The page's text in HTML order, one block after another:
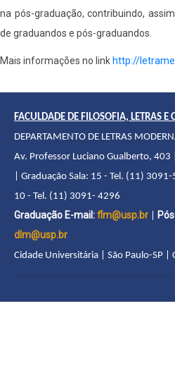
na pós-graduação, contribuindo,
de graduandos e pós-graduandos.
Mais informações no link http://
FACULDADE DE FILOSOFIA, LETRAS
DEPARTAMENTO DE LETRAS
Av. Professor Luciano Gualberto, 403
| Graduação Sala: 15 - Tel. (11)
10 - Tel. (11) 3091- 4296
Graduação E-mail:flm@usp.br
dlm@usp.br
Cidade Universitária | São Paulo-SP |